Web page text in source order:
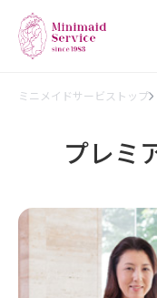
ミニメイドサービストップ
プレミ